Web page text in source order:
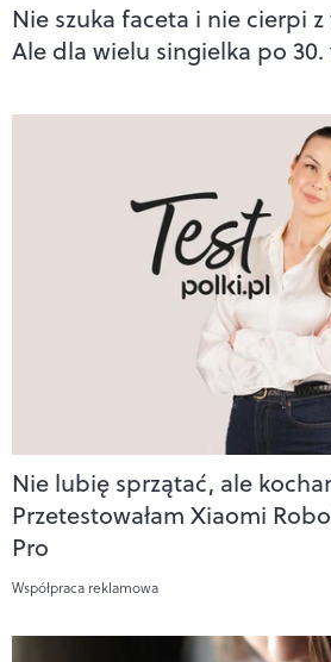
Nie szuka faceta i nie cierpi
Ale dla wielu singielka po
Nie lubię sprzątać, ale
Przetestowałam Xiaomi
Pro
Współpraca reklamowa